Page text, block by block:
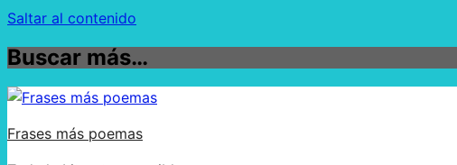
Saltar al contenido
Buscar más…
Frases más poemas